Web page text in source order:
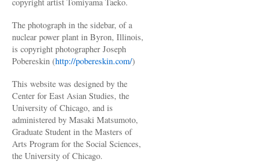
The photograph in the sidebar, of a
nuclear power plant in Byron, Illinois,
is copyright photographer Joseph
Pobereskin (http://pobereskin.com/)
This website was designed by the
Center for East Asian Studies, the
University of Chicago, and is
administered by Masaki Matsumoto,
Graduate Student in the Masters of
Arts Program for the Social Sciences,
the University of Chicago.